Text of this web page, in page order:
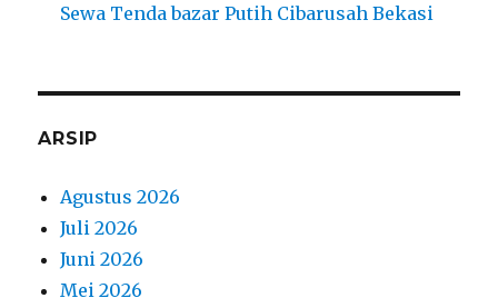
Sewa Tenda bazar Putih Cibarusah Bekasi
ARSIP
Agustus 2026
Juli 2026
Juni 2026
Mei 2026